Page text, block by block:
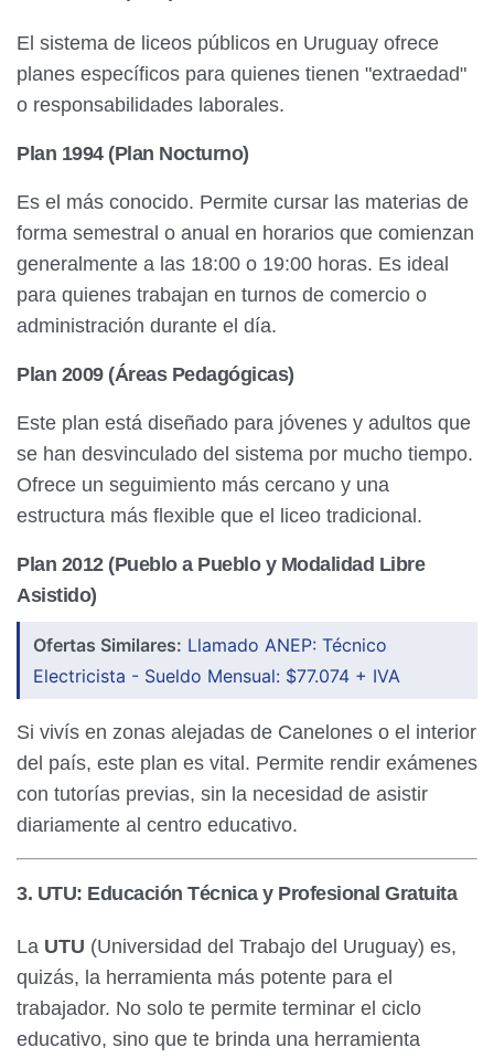
El sistema de liceos públicos en Uruguay ofrece
planes específicos para quienes tienen "extraedad"
o responsabilidades laborales.
Plan 1994 (Plan Nocturno)
Es el más conocido. Permite cursar las materias de
forma semestral o anual en horarios que comienzan
generalmente a las 18:00 o 19:00 horas. Es ideal
para quienes trabajan en turnos de comercio o
administración durante el día.
Plan 2009 (Áreas Pedagógicas)
Este plan está diseñado para jóvenes y adultos que
se han desvinculado del sistema por mucho tiempo.
Ofrece un seguimiento más cercano y una
estructura más flexible que el liceo tradicional.
Plan 2012 (Pueblo a Pueblo y Modalidad Libre
Asistido)
Ofertas Similares: Llamado ANEP: Técnico
Electricista - Sueldo Mensual: $77.074 + IVA
Si vivís en zonas alejadas de Canelones o el interior
del país, este plan es vital. Permite rendir exámenes
con tutorías previas, sin la necesidad de asistir
diariamente al centro educativo.
3. UTU: Educación Técnica y Profesional Gratuita
La UTU (Universidad del Trabajo del Uruguay) es,
quizás, la herramienta más potente para el
trabajador. No solo te permite terminar el ciclo
educativo, sino que te brinda una herramienta